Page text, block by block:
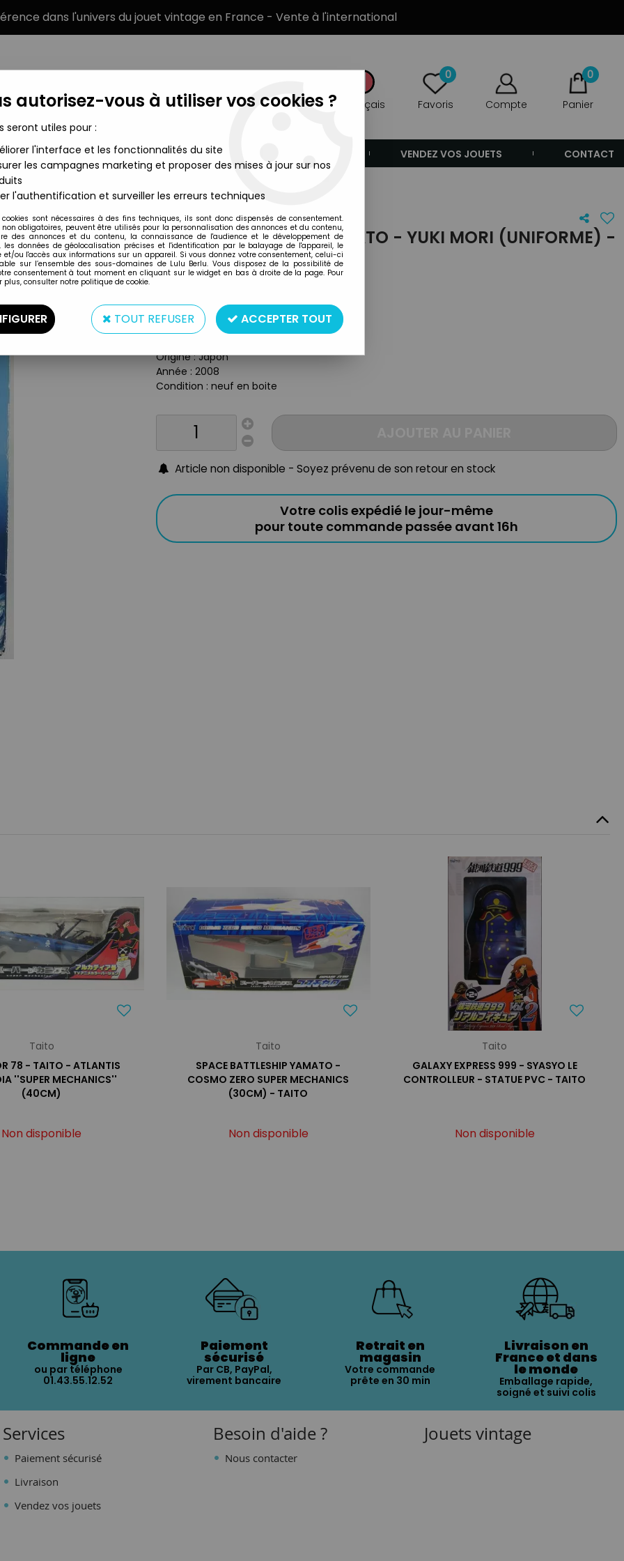
dans l'univers du jouet vintage en France - Vente à l'international
Français
0
Favoris Compte
0
Panier
MARQUES TYPE DE PRODUIT VENDEZ VOS JOUETS CONTACT
Yamato - Yuki Mori (uniforme) - Statue pvc - Taito
Taito
SPACE BATTLESHIP YAMATO - YUKI MORI (UNIFORME) -
STATUE PVC - TAITO
Type : statuette
Matière : plastique
Origine : Japon
Année : 2008
Condition : neuf en boite
Article non disponible - Soyez prévenu de son retour en stock
Votre colis expédié le jour-même
pour toute commande passée avant 16h
Taito
78 - TAITO - ATLANTIS
''SUPER MECHANICS''
(40CM)
Non disponible
Taito
SPACE BATTLESHIP YAMATO -
COSMO ZERO SUPER MECHANICS
(30CM) - TAITO
Non disponible
Taito
GALAXY EXPRESS 999 - SYASYO LE
CONTROLLEUR - STATUE PVC - TAITO
Non disponible
Commande en
ligne
ou par téléphone
01.43.55.12.52
Paiement
sécurisé
Par CB, PayPal,
virement bancaire
Retrait en
magasin
Votre commande
prête en 30 min
Livraison en
France et dans
le monde
Emballage rapide,
soigné et suivi colis
Services
Paiement sécurisé
Livraison
Vendez vos jouets
Besoin d'aide ?
Nous contacter
Jouets vintage
autorisez-vous à utiliser vos cookies ?
seront utiles pour :
l'interface et les fonctionnalités du site
les campagnes marketing et proposer des mises à jour sur nos
l'authentification et surveiller les erreurs techniques
cookies sont nécessaires à des fins techniques, ils sont donc dispensés de consentement.
non obligatoires, peuvent être utilisés pour la personnalisation des annonces et du contenu,
des annonces et du contenu, la connaissance de l'audience et le développement de
les données de géolocalisation précises et l'identification par le balayage de l'appareil, le
et/ou l'accès aux informations sur un appareil. Si vous donnez votre consentement, celui-ci
sur l’ensemble des sous-domaines de Lulu Berlu. Vous disposez de la possibilité de
consentement à tout moment en cliquant sur le widget en bas à droite de la page. Pour
plus, consulter notre politique de cookie.
TOUT REFUSER ACCEPTER TOUT